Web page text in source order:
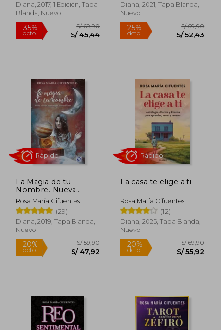
35%
dcto. S/ 45,44
35%
dcto. S/
Diana, 2017, 1 Edición, Tapa
Blanda, Nuevo
Rápido
Diana, 2021, Tapa Blanda,
Nuevo
Rápido
La Magia de tu
Nombre. Nueva
Edición Aumentada y
Actualizada
Rosa María Cifuentes
(29)
Diana, 2019, Tapa Blanda,
Nuevo
La casa te elige a ti
Rosa María Cifuentes
(12)
Diana, 2025, Tapa Blanda,
Nuevo